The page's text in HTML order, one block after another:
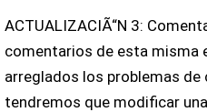
ACTUALIZACIÃ“N 3:
comentarios de esta misma
arreglados los problemas
tendremos que modificar